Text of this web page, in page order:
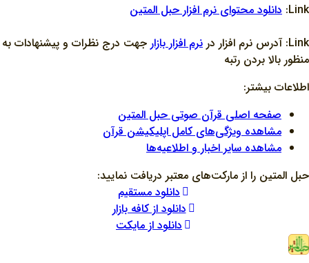
Link: دانلود محتواي نرم افزار حبل المتين
Link: آدرس نرم افزار در
نرم افزار بازار جهت درج نظرات و پيشنهادات به
منظور بالا بردن رتبه
اطلاعات بیشتر:
صفحه اصلی قرآن صوتی حبل المتین
مشاهده ویژگی‌های کامل اپلیکیشن قرآن
مشاهده سایر اخبار و اطلاعیه‌ها
حبل المتین را از مارکت‌های معتبر دریافت نمایید:
دانلود مستقیم
دانلود از کافه بازار
دانلود از مایکت